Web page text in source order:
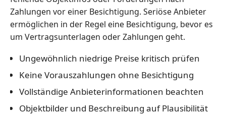
Zahlungen vor einer Besichtigung. Seriöse Anbieter
ermöglichen in der Regel eine Besichtigung, bevor es
um Vertragsunterlagen oder Zahlungen geht.
Ungewöhnlich niedrige Preise kritisch prüfen
Keine Vorauszahlungen ohne Besichtigung
Vollständige Anbieterinformationen beachten
Objektbilder und Beschreibung auf Plausibilität